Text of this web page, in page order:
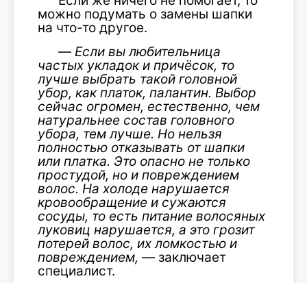
можно подумать о замены шапки
на что-то другое.
— Если вы любительница
частых укладок и причёсок, то
лучше выбрать такой головной
убор, как платок, палантин. Выбор
сейчас огромен, естественно, чем
натуральнее состав головного
убора, тем лучше. Но нельзя
полностью отказывать от шапки
или платка. Это опасно не только
простудой, но и повреждением
волос. На холоде нарушается
кровообращение и сужаются
сосуды, то есть питание волосяных
луковиц нарушается, а это грозит
потерей волос, их ломкостью и
повреждением, — заключает
специалист.